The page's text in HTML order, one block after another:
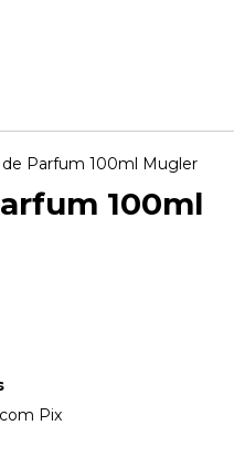
Parfum 100ml Mugler
100ml
Pix